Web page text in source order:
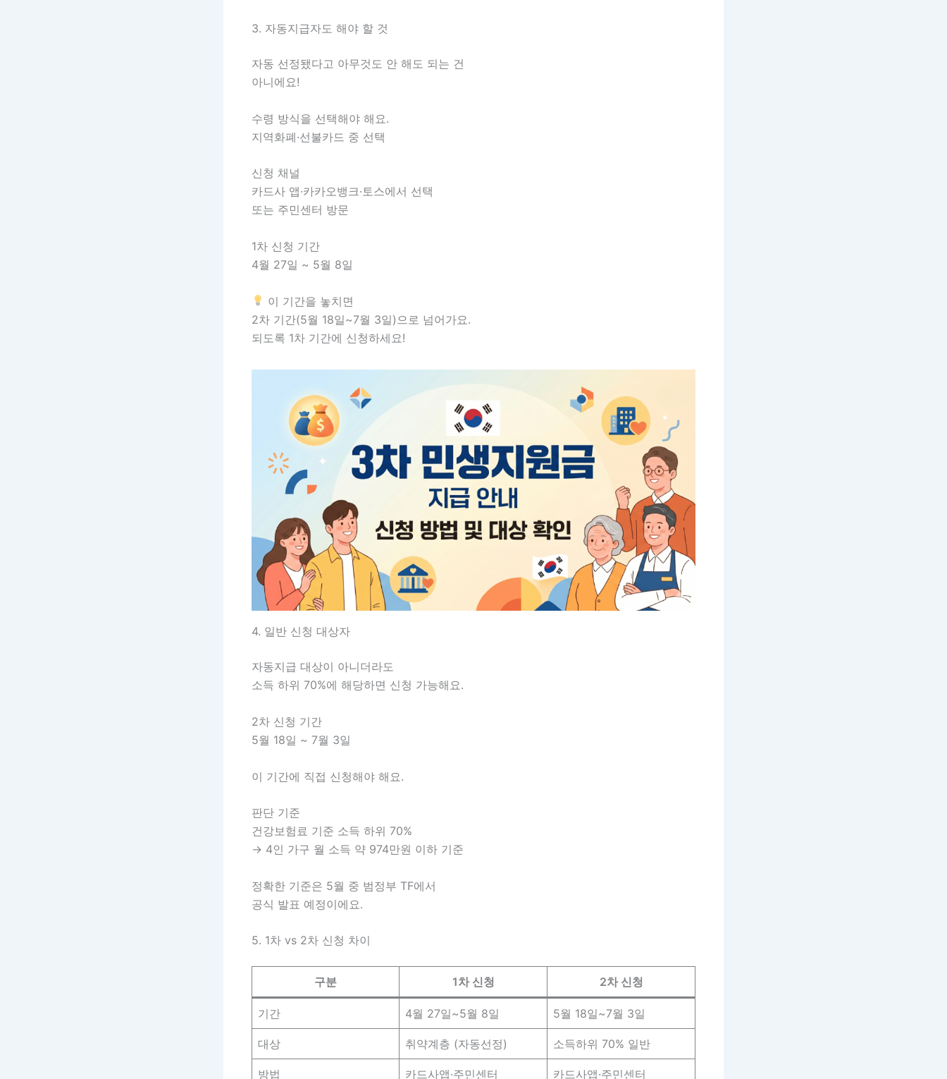
3. 자동지급자도 해야 할 것
자동 선정됐다고 아무것도 안 해도 되는 건
아니에요!
수령 방식을 선택해야 해요.
지역화폐·선불카드 중 선택
신청 채널
카드사 앱·카카오뱅크·토스에서 선택
또는 주민센터 방문
1차 신청 기간
4월 27일 ~ 5월 8일
이 기간을 놓치면
2차 기간(5월 18일~7월 3일)으로 넘어가요.
되도록 1차 기간에 신청하세요!
4. 일반 신청 대상자
자동지급 대상이 아니더라도
소득 하위 70%에 해당하면 신청 가능해요.
2차 신청 기간
5월 18일 ~ 7월 3일
이 기간에 직접 신청해야 해요.
판단 기준
건강보험료 기준 소득 하위 70%
→ 4인 가구 월 소득 약 974만원 이하 기준
정확한 기준은 5월 중 범정부 TF에서
공식 발표 예정이에요.
5. 1차 vs 2차 신청 차이
구분 1차 신청 2차 신청
기간 4월 27일~5월 8일 5월 18일~7월 3일
대상 취약계층 (자동선정) 소득하위 70% 일반
방법 카드사앱·주민센터 카드사앱·주민센터